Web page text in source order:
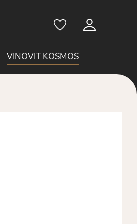
VINOVIT KOSMOS